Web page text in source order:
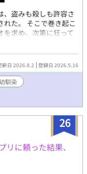
、盗みも殺しも許容さ
た。 そこで巻き起こ
を求め、次第に狂って
はないし、そういった
わけでもない。彼はど
するのか。 ※人が死
わってる人間ばかりで
ると思います。 ※趣味
あります エブリスタ
新日 2026.8.2 登録日 2026.5.16
馴染
26
に頼った結果、